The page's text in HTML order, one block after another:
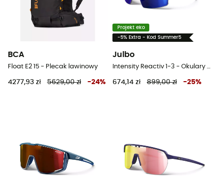
BCA
Float E2 15 - Plecak lawinowy
4277,93 zł 5629,00 zł -24%
Projekt eko
-5% Extra - Kod Summer5
Julbo
Intensity Reactiv 1-3 - Okulary rowerowe
674,14 zł 899,00 zł -25%